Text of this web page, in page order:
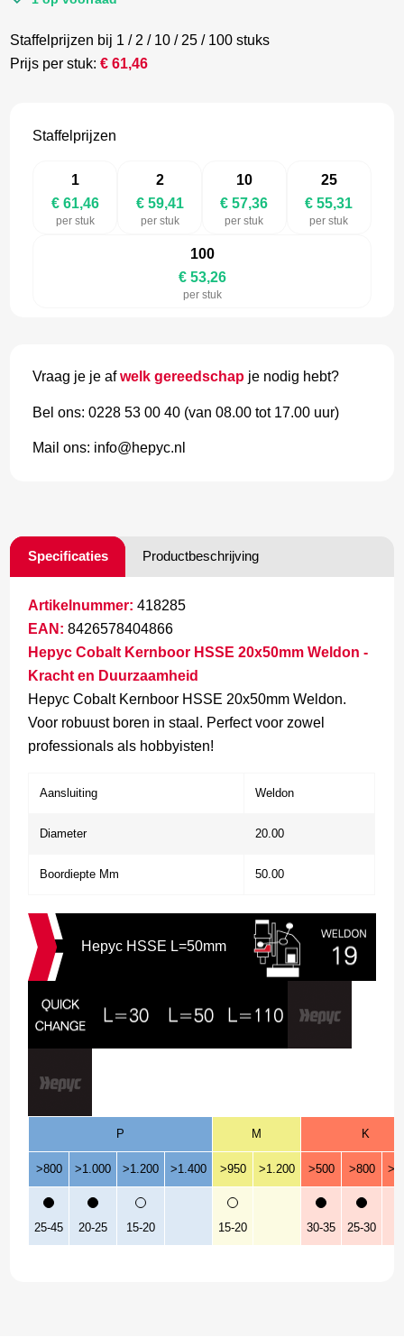
Staffelprijzen bij 1 / 2 / 10 / 25 / 100 stuks
Prijs per stuk:€61,46
Staffelprijzen
1
€ 61,46
per stuk
2
€ 59,41
per stuk
10
€ 57,36
per stuk
25
€ 55,31
per stuk
100
€ 53,26
per stuk
Vraag je je afwelk gereedschap je nodig hebt?
Bel ons: 0228 53 00 40 (van 08.00 tot 17.00 uur)
Mail ons: info@hepyc.nl
Specificaties Productbeschrijving
Artikelnummer: 418285
EAN: 8426578404866
Hepyc Cobalt Kernboor HSSE 20x50mm Weldon -
Kracht en Duurzaamheid
Hepyc Cobalt Kernboor HSSE 20x50mm Weldon.
Voor robuust boren in staal. Perfect voor zowel
professionals als hobbyisten!
Aansluiting Weldon
Diameter 20.00
Boordiepte Mm 50.00
Hepyc HSSE L=50mm
P M K
>800 >1.000 >1.200 >1.400 >950 >1.200 >500 >800
25-45 20-25 15-20 15-20 30-35 25-30